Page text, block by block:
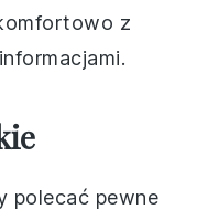
z
polecać pewne